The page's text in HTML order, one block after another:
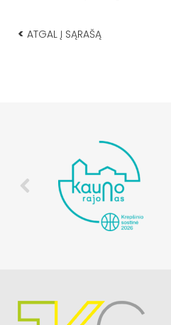
< ATGAL Į SĄRAŠĄ